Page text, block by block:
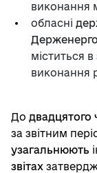
виконання
обласні
міститься в
виконання
До двадцятого
за звітним
узагальнюють
звітах